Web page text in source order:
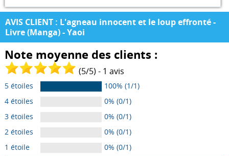
AVIS CLIENT : L'agneau innocent et le loup effronté -
Livre (Manga) - Yaoi
Note moyenne des clients :
(5/5) - 1 avis
5 étoiles
100% (1/1)
4 étoiles
0% (0/1)
3 étoiles
0% (0/1)
2 étoiles
0% (0/1)
1 étoile
0% (0/1)